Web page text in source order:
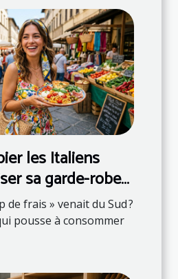
les Italiens
sa garde-robe
de frais » venait du Sud ?
pousse à consommer